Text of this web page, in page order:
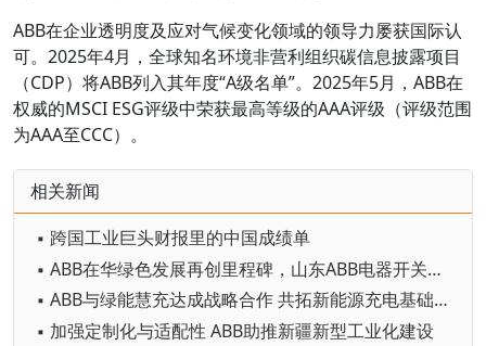
ABB在企业透明度及应对气候变化领域的领导力屡获国际认
可。2025年4月，全球知名环境非营利组织碳信息披露项目
（CDP）将ABB列入其年度“A级名单”。2025年5月，ABB在
权威的MSCI ESG评级中荣获最高等级的AAA评级（评级范围
为AAA至CCC）。
相关新闻
▪ 跨国工业巨头财报里的中国成绩单
▪ ABB在华绿色发展再创里程碑，山东ABB电器开关有限公司获UL 2799 “铂金级” 认证
▪ ABB与绿能慧充达成战略合作 共拓新能源充电基础设施新机遇
▪ 加强定制化与适配性 ABB助推新疆新型工业化建设